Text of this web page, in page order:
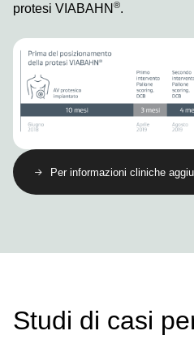
protesi VIABAHN ®.
Image
Per informazioni cliniche
Studi di casi